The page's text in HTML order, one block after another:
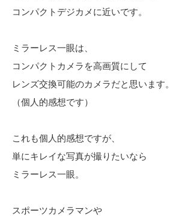
コンパクトデジカメに近いです。
ミラーレス一眼は、
コンパクトカメラを高画質にして
レンズ交換可能のカメラだと思います。
（個人的感想です）
これも個人的感想ですが、
単にキレイな写真が撮りたいなら
ミラーレス一眼。
スポーツカメラマンや